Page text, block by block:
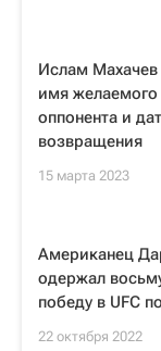
Ислам Махачев
имя желаемого
оппонента и
возвращения
15 марта 2023
Американец
одержал
победу в UFC
22 октября 2022